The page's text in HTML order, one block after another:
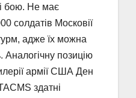
бою. Не має
солдатів Московії
адже їх можна
Аналогічну позицію
армії США Ден
здатні